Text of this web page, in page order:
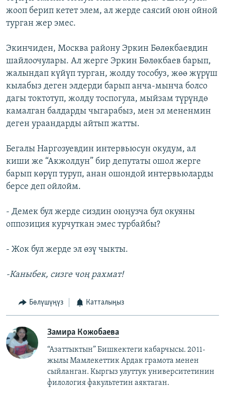
жооп берип кетет элем, ал жерде саясий оюн ойной
турган жер эмес.
Экинчиден, Москва району Эркин Бөлөкбаевдин
шайлоочулары. Ал жерге Эркин Бөлөкбаев барып,
жалындап күйүп турган, жолду тособуз, жөө жүрүш
кылабыз деген элдерди барып анча-мынча болсо
дагы токтотуп, жолду тоспогула, мыйзам түрүндө
камалган балдарды чыгарабыз, мен эл мененмин
деген ураандарды айтып жатты.
Бегалы Наргозуевдин интервьюсун окудум, ал
киши же “Акжолдун” бир депутаты ошол жерге
барып көрүп туруп, анан ошондой интервьюларды
берсе деп ойлойм.
- Демек бул жерде сиздин оюңузча бул окуяны
оппозиция курчуткан эмес турбайбы?
- Жок бул жерде эл өзү чыкты.
-Каныбек, сизге чоң рахмат!
Бөлүшүңүз Катталыңыз
Замира Кожобаева
“Азаттыктын” Бишкектеги кабарчысы. 2011-
жылы Мамлекеттик Ардак грамота менен
сыйланган. Кыргыз улуттук университетинин
филология факультетин аяктаган.